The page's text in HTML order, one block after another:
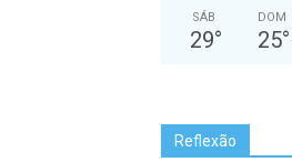
SÁB
29°
DOM
25°
Reflexão